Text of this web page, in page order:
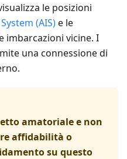
le posizioni
(AIS)e le
imbarcazioni vicine. I
una connessione di
amatoriale e non
affidabilità o
su questo